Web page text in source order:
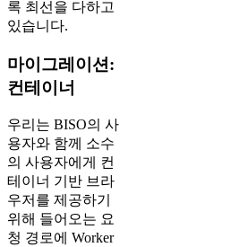
록 최선을 다하고
있습니다.
마이그레이션:
컨테이너
우리는 BISO의 사
용자와 함께 소수
의 사용자에게 컨
테이너 기반 브라
우저를 제공하기
위해 들어오는 요
청 경로에 Worker